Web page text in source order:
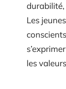
durabilité,
Les
les